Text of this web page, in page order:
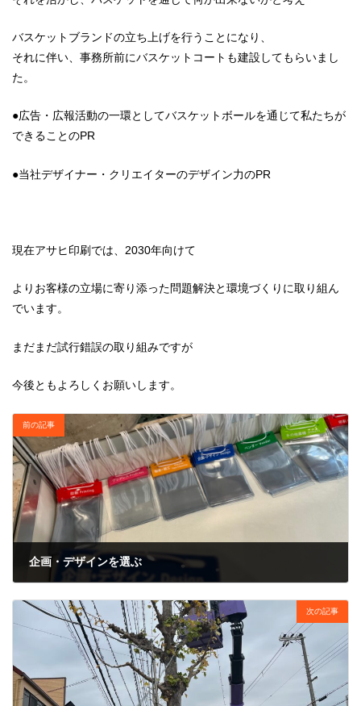
バスケットブランドの立ち上げを行うことになり、
それに伴い、事務所前にバスケットコートも建設してもらいまし
た。
●広告・広報活動の一環としてバスケットボールを通じて私たちが
できることのPR
●当社デザイナー・クリエイターのデザイン力のPR
現在アサヒ印刷では、2030年向けて
よりお客様の立場に寄り添った問題解決と環境づくりに取り組ん
でいます。
まだまだ試行錯誤の取り組みですが
今後ともよろしくお願いします。
前の記事
企画・デザインを選ぶ
次の記事